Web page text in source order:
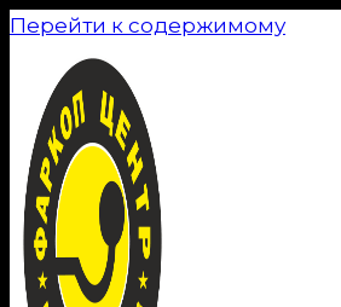
Перейти к содержимому